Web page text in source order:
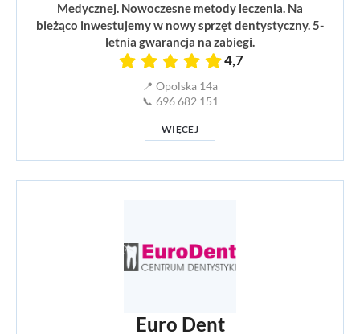
Medycznej. Nowoczesne metody leczenia. Na
bieżąco inwestujemy w nowy sprzęt dentystyczny. 5-
letnia gwarancja na zabiegi.
4,7
📍 Opolska 14a
📞 696 682 151
WIĘCEJ
Euro Dent